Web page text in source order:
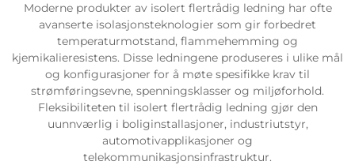
Moderne produkter av isolert flertrådig ledning har ofte
avanserte isolasjonsteknologier som gir forbedret
temperaturmotstand, flammehemming og
kjemikalieresistens. Disse ledningene produseres i ulike mål
og konfigurasjoner for å møte spesifikke krav til
strømføringsevne, spenningsklasser og miljøforhold.
Fleksibiliteten til isolert flertrådig ledning gjør den
uunnværlig i boliginstallasjoner, industriutstyr,
automotivapplikasjoner og
telekommunikasjonsinfrastruktur.